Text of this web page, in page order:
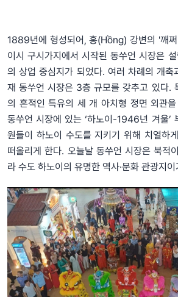
1889년에 형성되어, 홍(Hồng) 강변의 '깨
이시 구시가지에서 시작된 동쑤언 시장은
의 상업 중심지가 되었다. 여러 차례의 개축
재 동쑤언 시장은 3층 규모를 갖추고 있다.
의 흔적인 특유의 세 개 아치형 정면 외관
동쑤언 시장에 있는 ‘하노이-1946년 겨울’
원들이 하노이 수도를 지키기 위해 치열하
떠올리게 한다. 오늘날 동쑤언 시장은 북적
라 수도 하노이의 유명한 역사·문화 관광지